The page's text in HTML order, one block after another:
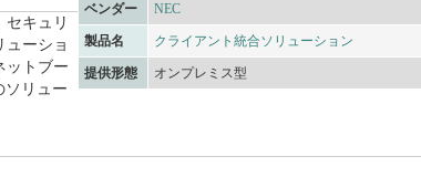
ベンダー NEC
製品名 クライアント統合ソリューション
提供形態 オンプレミス型
セキュリ
ューショ
ットブー
ソリュー